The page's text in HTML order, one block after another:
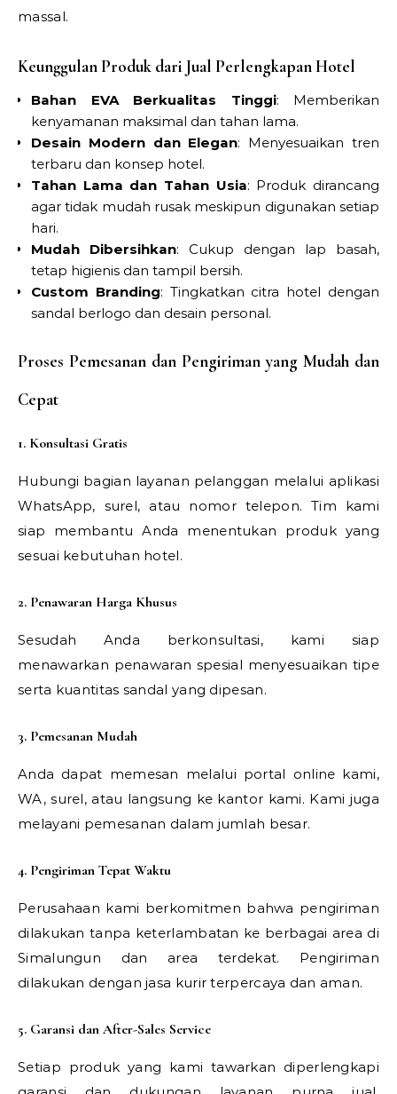
massal.
Keunggulan Produk dari Jual Perlengkapan Hotel
Bahan EVA Berkualitas Tinggi: Memberikan
kenyamanan maksimal dan tahan lama.
Desain Modern dan Elegan: Menyesuaikan tren
terbaru dan konsep hotel.
Tahan Lama dan Tahan Usia: Produk dirancang
agar tidak mudah rusak meskipun digunakan setiap
hari.
Mudah Dibersihkan: Cukup dengan lap basah,
tetap higienis dan tampil bersih.
Custom Branding: Tingkatkan citra hotel dengan
sandal berlogo dan desain personal.
Proses Pemesanan dan Pengiriman yang Mudah dan
Cepat
1. Konsultasi Gratis
Hubungi bagian layanan pelanggan melalui aplikasi
WhatsApp, surel, atau nomor telepon. Tim kami
siap membantu Anda menentukan produk yang
sesuai kebutuhan hotel.
2. Penawaran Harga Khusus
Sesudah Anda berkonsultasi, kami siap
menawarkan penawaran spesial menyesuaikan tipe
serta kuantitas sandal yang dipesan.
3. Pemesanan Mudah
Anda dapat memesan melalui portal online kami,
WA, surel, atau langsung ke kantor kami. Kami juga
melayani pemesanan dalam jumlah besar.
4. Pengiriman Tepat Waktu
Perusahaan kami berkomitmen bahwa pengiriman
dilakukan tanpa keterlambatan ke berbagai area di
Simalungun dan area terdekat. Pengiriman
dilakukan dengan jasa kurir terpercaya dan aman.
5. Garansi dan After-Sales Service
Setiap produk yang kami tawarkan diperlengkapi